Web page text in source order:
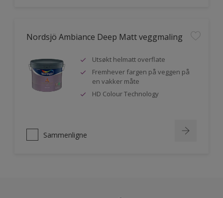
Nordsjö Ambiance Deep Matt veggmaling
Utsøkt helmatt overflate
Fremhever fargen på veggen på
en vakker måte
HD Colour Technology
Sammenligne